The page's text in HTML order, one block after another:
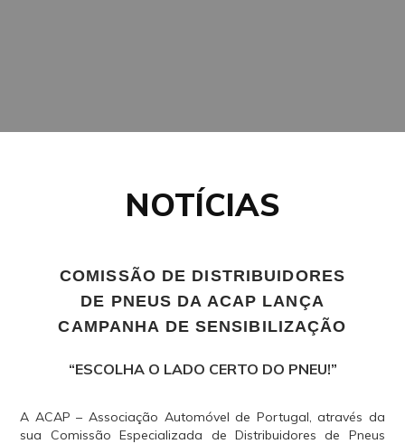
NOTÍCIAS
COMISSÃO DE DISTRIBUIDORES
DE PNEUS DA ACAP LANÇA
CAMPANHA DE SENSIBILIZAÇÃO
“ESCOLHA O LADO CERTO DO PNEU!”
A ACAP – Associação Automóvel de Portugal, através da
sua Comissão Especializada de Distribuidores de Pneus